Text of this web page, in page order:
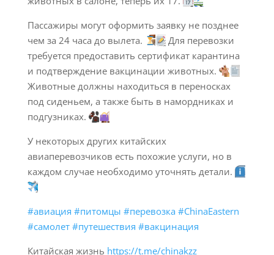
Пассажиры могут оформить заявку не позднее
чем за 24 часа до вылета.
Для перевозки
требуется предоставить сертификат карантина
и подтверждение вакцинации животных.
Животные должны находиться в переносках
под сиденьем, а также быть в намордниках и
подгузниках.
У некоторых других китайских
авиаперевозчиков есть похожие услуги, но в
каждом случае необходимо уточнять детали.
#авиация #питомцы #перевозка #ChinaEastern
#самолет #путешествия #вакцинация
Китайская жизнь https://t.me/chinakzz